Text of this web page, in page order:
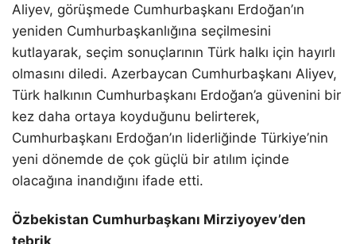
Aliyev, görüşmede Cumhurbaşkanı Erdoğan’ın
yeniden Cumhurbaşkanlığına seçilmesini
kutlayarak, seçim sonuçlarının Türk halkı için hayırlı
olmasını diledi. Azerbaycan Cumhurbaşkanı Aliyev,
Türk halkının Cumhurbaşkanı Erdoğan’a güvenini bir
kez daha ortaya koyduğunu belirterek,
Cumhurbaşkanı Erdoğan’ın liderliğinde Türkiye’nin
yeni dönemde de çok güçlü bir atılım içinde
olacağına inandığını ifade etti.
Özbekistan Cumhurbaşkanı Mirziyoyev’den
tebrik